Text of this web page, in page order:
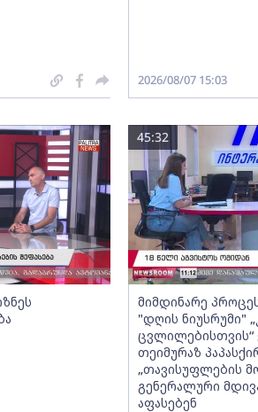
2026/08/07 15:03
მიმდინარე
"დღის ნიუსრუმი"
თეიმურაზ
„თავისუფლების
გენერალური
აფასებენ
45:32